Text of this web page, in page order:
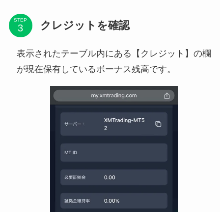
STEP クレジットを確認
表示されたテーブル内にある【クレジット】の欄
が現在保有しているボーナス残高です。